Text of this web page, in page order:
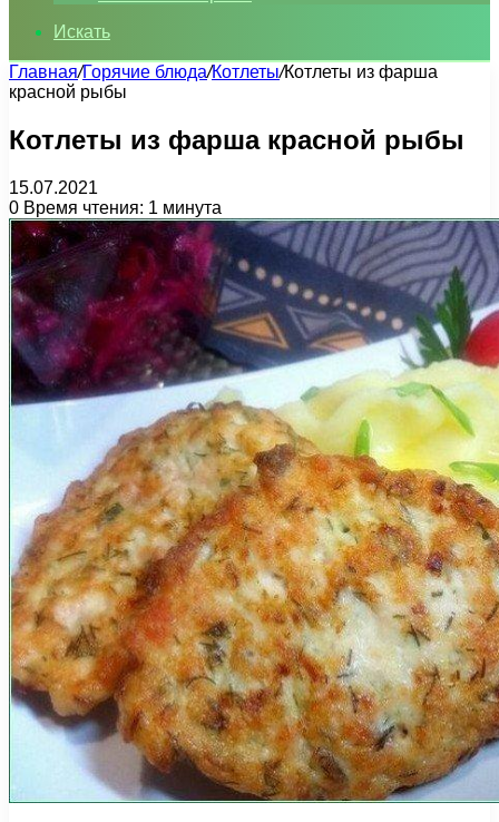
Искать
Главная/Горячие блюда/Котлеты/Котлеты из фарша
красной рыбы
Котлеты из фарша красной рыбы
15.07.2021
0 Время чтения: 1 минута